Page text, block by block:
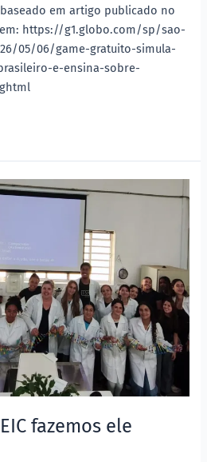
em artigo publicado no
https://g1.globo.com/sp/sao-
05/06/game-gratuito-simula-
e-ensina-sobre-
fazemos ele